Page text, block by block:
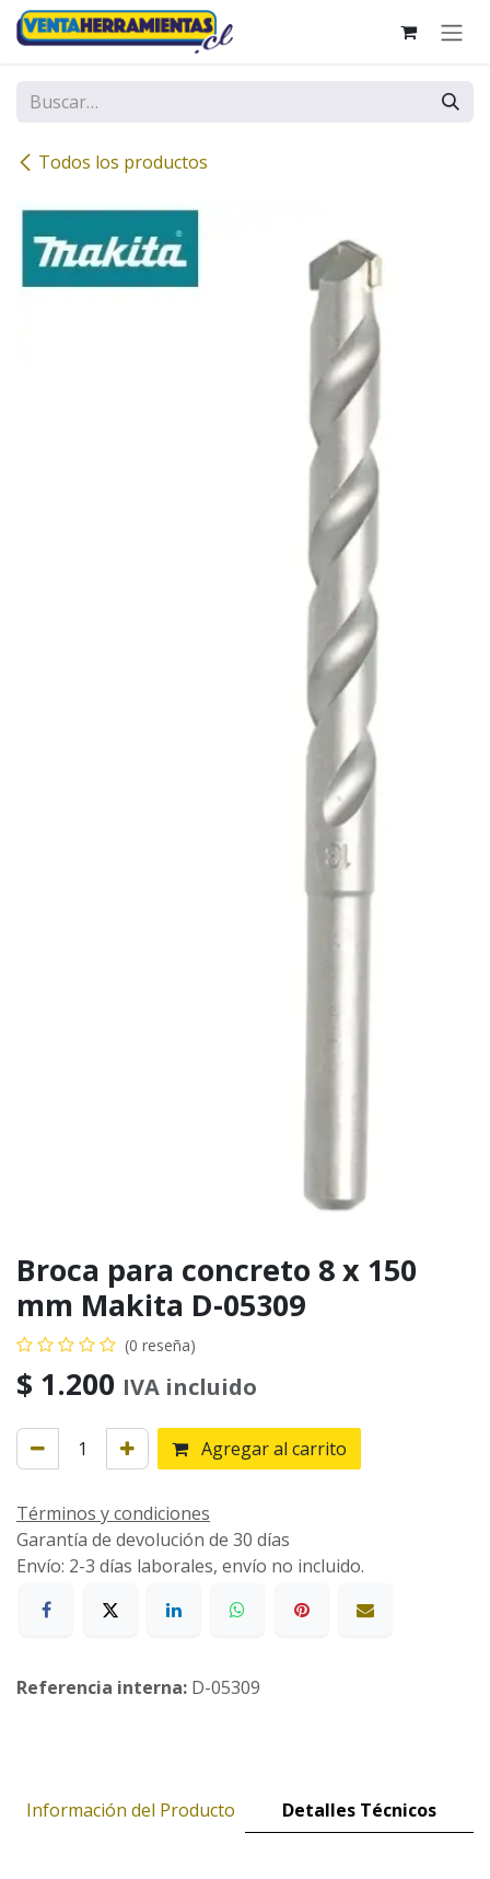
Ir al contenido
Todos los productos
Broca para concreto 8 x 150
mm Makita D-05309
(0 reseña)
$ 1.200 IVA incluido
Agregar al carrito
Términos y condiciones
Garantía de devolución de 30 días
Envío: 2-3 días laborales, envío no incluido.
Referencia interna: D-05309
Información del Producto Detalles Técnicos